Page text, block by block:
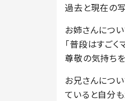
過去と現在の写
お姉さんにつ
「普段はすご
尊敬の気持ち
お兄さんにつ
ていると自分